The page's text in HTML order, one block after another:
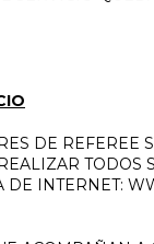
DE REFEREE
TODOS
DE INTERNET: